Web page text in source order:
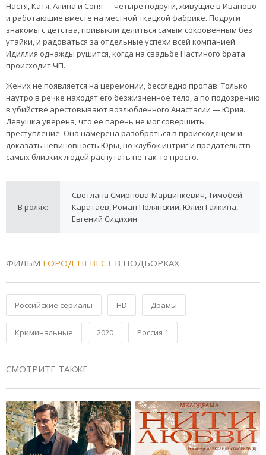
Настя, Катя, Алина и Соня — четыре подруги, живущие в Иваново
и работающие вместе на местной ткацкой фабрике. Подруги
знакомы с детства, привыкли делиться самым сокровенным без
утайки, и радоваться за отдельные успехи всей компанией.
Идиллия однажды рушится, когда на свадьбе Настиного брата
происходит ЧП.
Жених не появляется на церемонии, бесследно пропав. Только
наутро в речке находят его безжизненное тело, а по подозрению
в убийстве арестовывают возлюбленного Анастасии — Юрия.
Девушка уверена, что ее парень не мог совершить
преступление. Она намерена разобраться в происходящем и
доказать невиновность Юры, но клубок интриг и предательств
самых близких людей распутать не так-то просто.
В ролях:
Светлана Смирнова-Марцинкевич, Тимофей
Каратаев, Роман Полянский, Юлия Галкина,
Евгений Сидихин
ФИЛЬМ ГОРОД НЕВЕСТ В ПОДБОРКАХ
Российские сериалы HD Драмы
Криминальные 2020 Россия 1
СМОТРИТЕ ТАКЖЕ